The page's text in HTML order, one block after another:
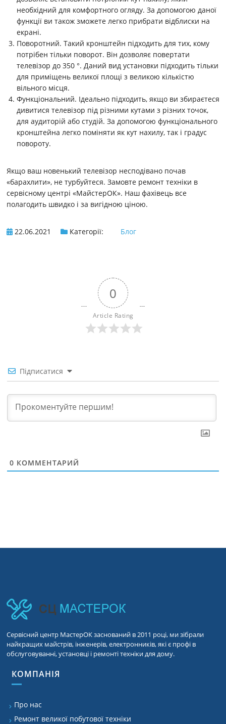
необхідний для комфортного огляду. За допомогою даної
функції ви також зможете легко прибрати відблиски на
екрані.
Поворотний. Такий кронштейн підходить для тих, кому
потрібен тільки поворот. Він дозволяє повертати
телевізор до 350 °. Даний вид установки підходить тільки
для приміщень великої площі з великою кількістю
вільного місця.
Функціональний. Ідеально підходить, якщо ви збираєтеся
дивитися телевізор під різними кутами з різних точок,
для аудиторій або студій. За допомогою функціонального
кронштейна легко поміняти як кут нахилу, так і градус
повороту.
Якщо ваш новенький телевізор несподівано почав
«барахлити», не турбуйтеся. Замовте ремонт техніки в
сервісному центрі «МайстерОК». Наш фахівець все
полагодить швидко і за вигідною ціною.
22.06.2021 Категорії: Блог
0
Article Rating
Підписатися
0 КОММЕНТАРИЙ
Сервісний центр МастерОК заснований в 2011 році, ми зібрали
найкращих майстрів, інженерів, електронників, які є профі в
обслуговуванні, установці і ремонті техніки для дому.
КОМПАНІЯ
Про нас
Ремонт великої побутової техніки